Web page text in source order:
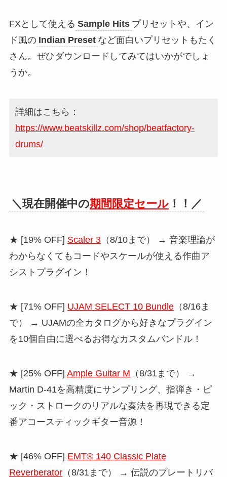
FXとして使える Sample Hits プリセットや、イン
ド風の Indian Preset など面白いプリセットもたく
さん。ぜひダウンロードしてみてはいかがでしょ
うか。
詳細はこちら：
https://www.beatskillz.com/shop/beatfactory-
drums/
＼現在開催中の期間限定セール！！／
★ [19% OFF] Scaler 3（8/10まで） → 音楽理論が
わからなくてもコードやスケールが使える作曲ア
シストプラグイン！
★ [71% OFF] UJAM SELECT 10 Bundle（8/16ま
で） → UJAMの全カタログから好きなプラグイン
を10個自由に選べるお得なカスタムバンドル！
★ [25% OFF] Ample Guitar M （8/31まで） →
Martin D-41を高精度にサンプリング、指弾き・ピ
ック・ストロークのリアルな奏法を再現できる定
番アコースティックギター音源！
★ [46% OFF] EMT® 140 Classic Plate
Reverberator（8/31まで） → 伝説のプレートリバ